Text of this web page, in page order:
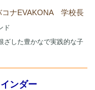
コナEVAKONA 学校長
ド
ざした豊かなで実践的な子
ンダー